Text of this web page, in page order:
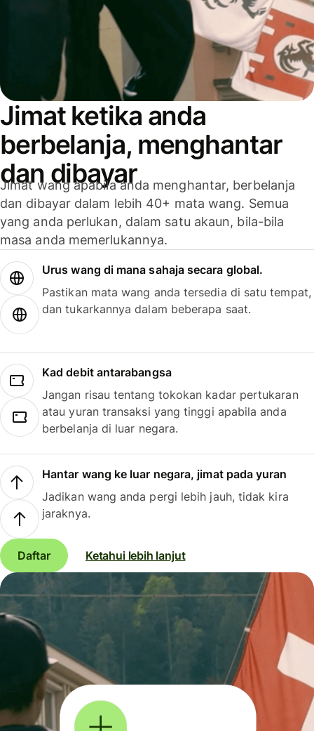
Jimat ketika anda
berbelanja, menghantar
dan dibayar
Jimat wang apabila anda menghantar, berbelanja
dan dibayar dalam lebih 40+ mata wang. Semua
yang anda perlukan, dalam satu akaun, bila-bila
masa anda memerlukannya.
Urus wang di mana sahaja secara global.
Pastikan mata wang anda tersedia di satu tempat,
dan tukarkannya dalam beberapa saat.
Kad debit antarabangsa
Jangan risau tentang tokokan kadar pertukaran
atau yuran transaksi yang tinggi apabila anda
berbelanja di luar negara.
Hantar wang ke luar negara, jimat pada yuran
Jadikan wang anda pergi lebih jauh, tidak kira
jaraknya.
Daftar Ketahui lebih lanjut